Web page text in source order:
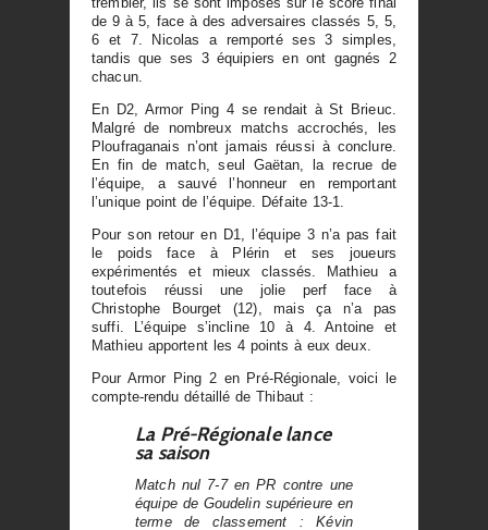
de 9 à 5, face à des adversaires classés 5, 5,
6 et 7. Nicolas a remporté ses 3 simples,
tandis que ses 3 équipiers en ont gagnés 2
chacun.
En D2, Armor Ping 4 se rendait à St Brieuc.
Malgré de nombreux matchs accrochés, les
Ploufraganais n’ont jamais réussi à conclure.
En fin de match, seul Gaëtan, la recrue de
l’équipe, a sauvé l’honneur en remportant
l’unique point de l’équipe. Défaite 13-1.
Pour son retour en D1, l’équipe 3 n’a pas fait
le poids face à Plérin et ses joueurs
expérimentés et mieux classés. Mathieu a
toutefois réussi une jolie perf face à
Christophe Bourget (12), mais ça n’a pas
suffi. L’équipe s’incline 10 à 4. Antoine et
Mathieu apportent les 4 points à eux deux.
Pour Armor Ping 2 en Pré-Régionale, voici le
compte-rendu détaillé de Thibaut :
La Pré-Régionale lance
sa saison
Match nul 7-7 en PR contre une
équipe de Goudelin supérieure en
terme de classement : Kévin